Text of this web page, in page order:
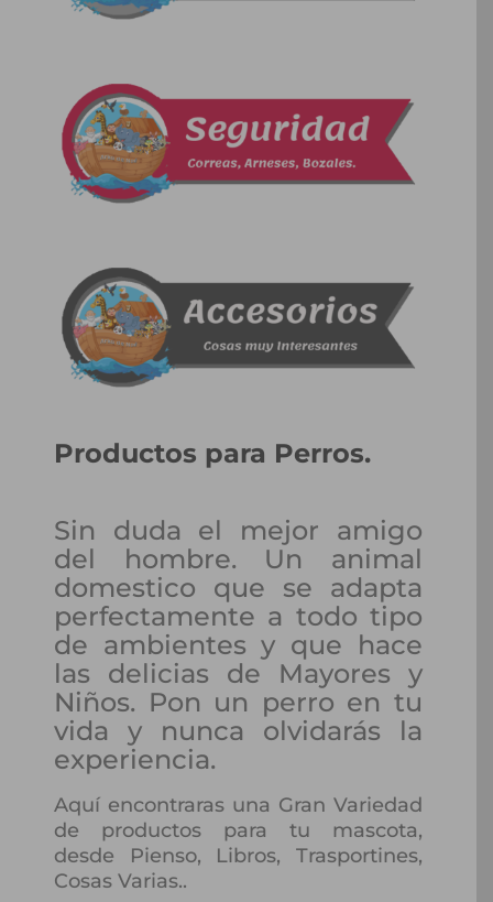
Productos para Perros.
Sin duda el mejor amigo
del hombre. Un animal
domestico que se adapta
perfectamente a todo tipo
de ambientes y que hace
las delicias de Mayores y
Niños. Pon un perro en tu
vida y nunca olvidarás la
experiencia.
Aquí encontraras una Gran Variedad
de productos para tu mascota,
desde Pienso, Libros, Trasportines,
Cosas Varias..